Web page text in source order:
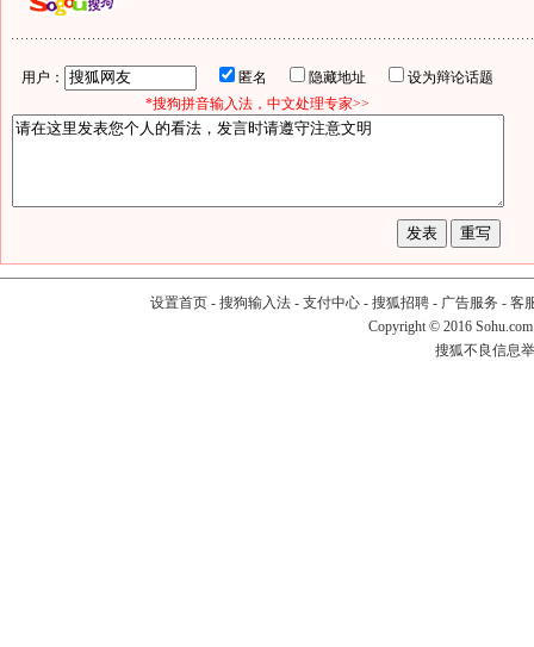
用户： 匿名 隐藏地址
设为辩论话题
*搜狗拼音输入法，中文处理专家>>
设置首页- 搜狗输入法- 支付中心- 搜狐招聘- 广告服务 - 客
Copyright © 2016
搜狐不良信息